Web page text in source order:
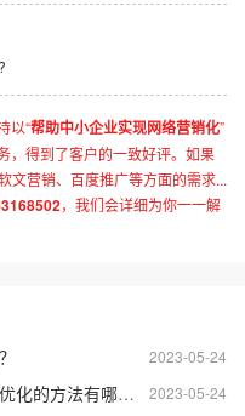
以“帮助中小企业实现网络营销化”
，得到了客户的一致好评。如果
文营销、百度推广等方面的需求...
，我们会详细为你一一解
2023-05-24
2023-05-24
的方法有哪些？